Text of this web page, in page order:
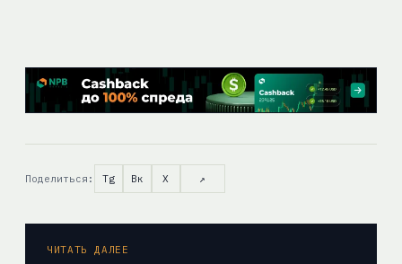
Поделиться: Tg Вк X ↗
ЧИТАТЬ ДАЛЕЕ